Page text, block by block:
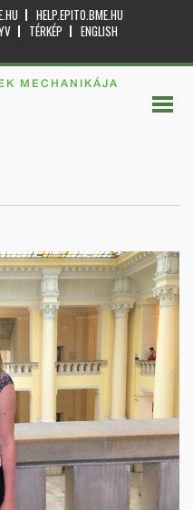
HELP.EPITO.BME.HU
TÉRKÉP
ENGLISH
MECHANIKÁJA